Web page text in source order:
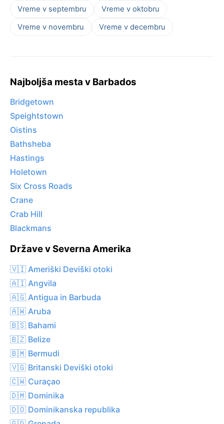
Vreme v septembru
Vreme v oktobru
Vreme v novembru
Vreme v decembru
Najboljša mesta v Barbados
Bridgetown
Speightstown
Oistins
Bathsheba
Hastings
Holetown
Six Cross Roads
Crane
Crab Hill
Blackmans
Države v Severna Amerika
🇻🇮 Ameriški Deviški otoki
🇦🇮 Angvila
🇦🇬 Antigua in Barbuda
🇦🇼 Aruba
🇧🇸 Bahami
🇧🇿 Belize
🇧🇲 Bermudi
🇻🇬 Britanski Deviški otoki
🇨🇼 Curaçao
🇩🇲 Dominika
🇩🇴 Dominikanska republika